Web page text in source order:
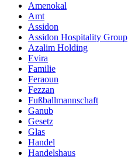
Amenokal
Amt
Assidon
Assidon Hospitality Group
Azalim Holding
Evira
Familie
Feraoun
Fezzan
Fußballmannschaft
Ganub
Gesetz
Glas
Handel
Handelshaus